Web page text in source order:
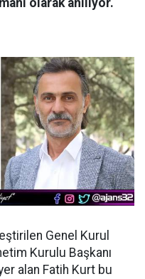
olarak anılıyor.
Genel Kurul
Kurulu Başkanı
alan Fatih Kurt bu